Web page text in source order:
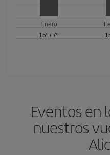
Enero
15º /7º
Eventos en
nuestros